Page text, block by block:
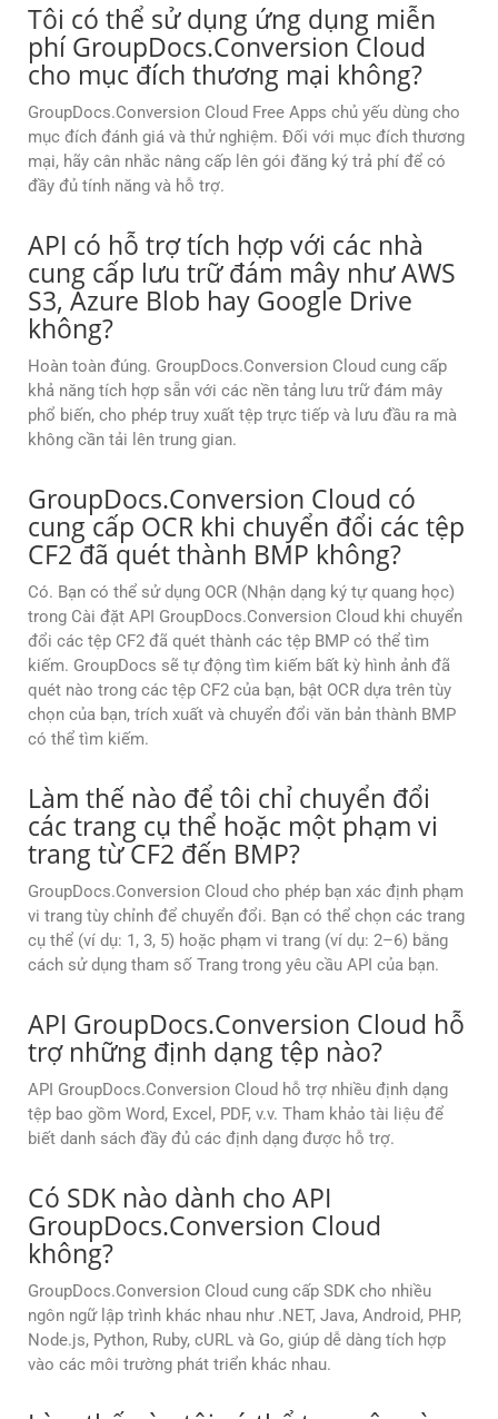
Tôi có thể sử dụng ứng dụng miễn
phí GroupDocs.Conversion Cloud
cho mục đích thương mại không?
GroupDocs.Conversion Cloud Free Apps chủ yếu dùng cho
mục đích đánh giá và thử nghiệm. Đối với mục đích thương
mại, hãy cân nhắc nâng cấp lên gói đăng ký trả phí để có
đầy đủ tính năng và hỗ trợ.
API có hỗ trợ tích hợp với các nhà
cung cấp lưu trữ đám mây như AWS
S3, Azure Blob hay Google Drive
không?
Hoàn toàn đúng. GroupDocs.Conversion Cloud cung cấp
khả năng tích hợp sẵn với các nền tảng lưu trữ đám mây
phổ biến, cho phép truy xuất tệp trực tiếp và lưu đầu ra mà
không cần tải lên trung gian.
GroupDocs.Conversion Cloud có
cung cấp OCR khi chuyển đổi các tệp
CF2 đã quét thành BMP không?
Có. Bạn có thể sử dụng OCR (Nhận dạng ký tự quang học)
trong Cài đặt API GroupDocs.Conversion Cloud khi chuyển
đổi các tệp CF2 đã quét thành các tệp BMP có thể tìm
kiếm. GroupDocs sẽ tự động tìm kiếm bất kỳ hình ảnh đã
quét nào trong các tệp CF2 của bạn, bật OCR dựa trên tùy
chọn của bạn, trích xuất và chuyển đổi văn bản thành BMP
có thể tìm kiếm.
Làm thế nào để tôi chỉ chuyển đổi
các trang cụ thể hoặc một phạm vi
trang từ CF2 đến BMP?
GroupDocs.Conversion Cloud cho phép bạn xác định phạm
vi trang tùy chỉnh để chuyển đổi. Bạn có thể chọn các trang
cụ thể (ví dụ: 1, 3, 5) hoặc phạm vi trang (ví dụ: 2–6) bằng
cách sử dụng tham số Trang trong yêu cầu API của bạn.
API GroupDocs.Conversion Cloud hỗ
trợ những định dạng tệp nào?
API GroupDocs.Conversion Cloud hỗ trợ nhiều định dạng
tệp bao gồm Word, Excel, PDF, v.v. Tham khảo tài liệu để
biết danh sách đầy đủ các định dạng được hỗ trợ.
Có SDK nào dành cho API
GroupDocs.Conversion Cloud
không?
GroupDocs.Conversion Cloud cung cấp SDK cho nhiều
ngôn ngữ lập trình khác nhau như .NET, Java, Android, PHP,
Node.js, Python, Ruby, cURL và Go, giúp dễ dàng tích hợp
vào các môi trường phát triển khác nhau.